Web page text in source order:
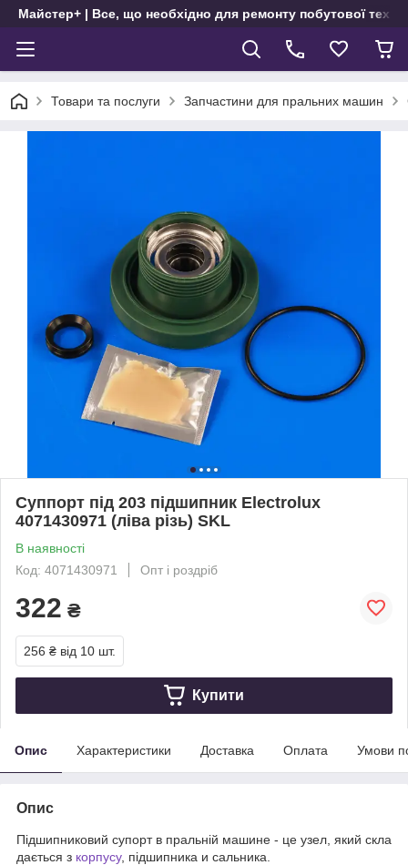
Майстер+ | Все, що необхідно для ремонту побутової
Товари та послуги Запчастини для пральних машин
Суппорт під 203 підшипник Electrolux
4071430971 (ліва різь) SKL
В наявності
Код: 4071430971
Опт і роздріб
322 ₴
256 ₴ від 10 шт.
Купити
Опис Характеристики Доставка Оплата Умови
Опис
Підшипниковий супорт в пральній машине - це узел, який скла
дається з корпусу, підшипника и сальника.